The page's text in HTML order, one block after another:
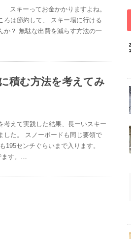
スキーってお金かかりますよね。
ろは節約して、 スキー場に行ける
か？ 無駄な出費を減らす方法の一
積む方法を考えてみ
考えて実践した結果、長ーいスキー
した。 スノーボードも同じ要領で
195センチぐらいまで入ります。
ます。…